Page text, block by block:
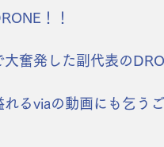
！！
大奮発した副代表の
るviaの動画にも乞うご